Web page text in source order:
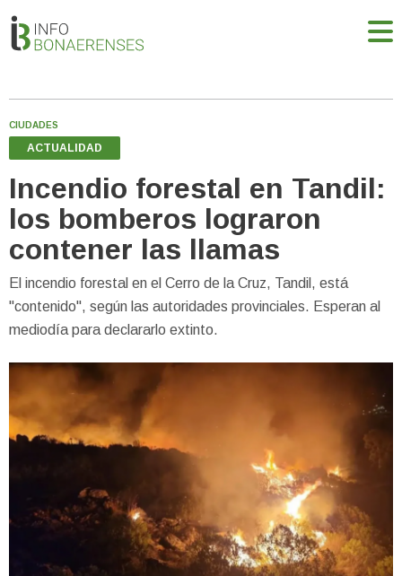
CIUDADES
ACTUALIDAD
Incendio forestal en Tandil:
los bomberos lograron
contener las llamas
El incendio forestal en el Cerro de la Cruz, Tandil, está
"contenido", según las autoridades provinciales. Esperan al
mediodía para declararlo extinto.